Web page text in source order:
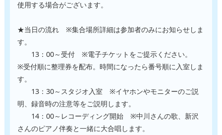
使用する場合がございます。
★当日の流れ　※集合場所詳細は参加者のみにお知らせしま
す。
13：00～受付　※電子チケットをご提示ください。
※受付順に整理券を配布。時間になったら番号順に入室しま
す。
13：30～スタジオ入室　※イヤホンやモニターのご説
明、録音時の注意等をご説明します。
14：00～レコーディング開始　※中川さんの歌、新沢
さんのピアノ伴奏と一緒に大合唱します。